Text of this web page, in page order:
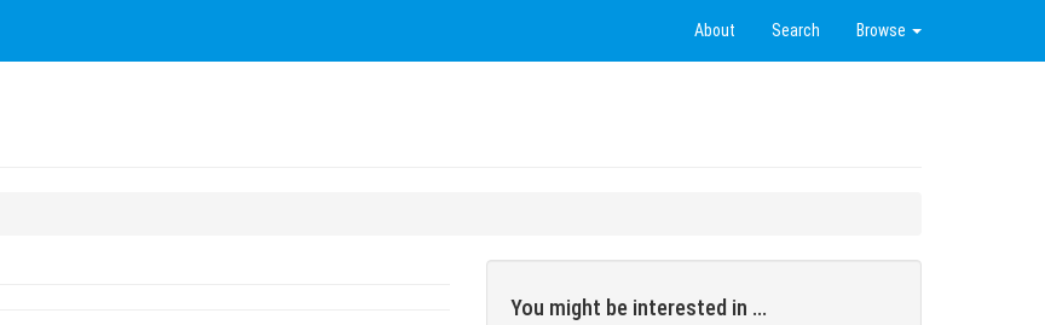
About Search Browse
You might be interested in ...